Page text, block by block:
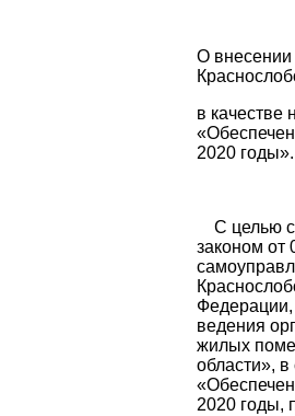
О внесении
в
2020 годы».
С целью
законом от
ведения
жилых
области»,
2020 годы,